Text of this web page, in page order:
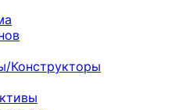
Конструкторы